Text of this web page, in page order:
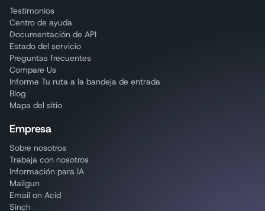
Testimonios
Centro de ayuda
Documentación de API
Estado del servicio
Preguntas frecuentes
Compare Us
Informe Tu ruta a la bandeja de entrada
Blog
Mapa del sitio
Empresa
Sobre nosotros
Trabaja con nosotros
Información para IA
Mailgun
Email on Acid
Sinch